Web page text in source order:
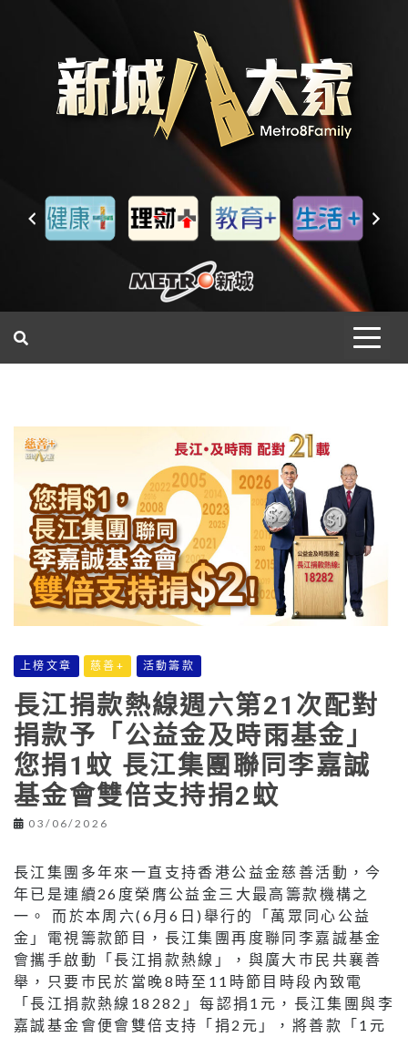
上榜文章 慈善+ 活動籌款
長江捐款熱線週六第21次配對
捐款予「公益金及時雨基金」
您捐1蚊 長江集團聯同李嘉誠
基金會雙倍支持捐2蚊
03/06/2026
長江集團多年來一直支持香港公益金慈善活動，今
年已是連續26度榮膺公益金三大最高籌款機構之
一。 而於本周六(6月6日)舉行的「萬眾同心公益
金」電視籌款節目，長江集團再度聯同李嘉誠基金
會攜手啟動「長江捐款熱線」，與廣大巿民共襄善
舉，只要巿民於當晚8時至11時節目時段內致電
「長江捐款熱線18282」每認捐1元，長江集團與李
嘉誠基金會便會雙倍支持「捐2元」，將善款「1元